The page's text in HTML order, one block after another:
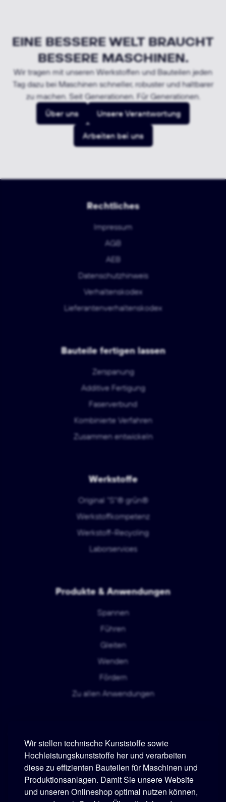
Wir stellen technische Kunststoffe sowie
Hochleistungskunststoffe her und verarbeiten
diese zu effizienten Bauteilen für Maschinen und
Produktionsanlagen. Damit Sie unsere Website
und unseren Onlineshop optimal nutzen können,
EINE BESSERE WELT BRAUCHT
BESSERE MASCHINEN.
Wir tragen mit unseren Werkstoffen und Bauteilen jeden
Tag dazu bei Maschinen schneller, robuster und haltbarer
zu machen. Seit Generationen. Für Generationen.
Über uns
Unsere Verantwortung
Arbeiten bei uns
Rechtliches
Impressum
AGB
AEB
Datenschutzhinweis
Verhaltenskodex
Lieferantenverhaltenskodex
Bauteile fertigen lassen
Zerspanung
Additive Fertigung
Faserverbund
Kombinierte Verfahren
Zusammen entwickeln
Werkstoffe
Original "S"® grün®
Werkstoffkompetenz
Werkstoff-Recycling
Laborservices
Produkte & Anwendungen
Spannen
Führen
Gleiten
Wenden
Fördern
Zu allen Anwendungen
Murtfeldt